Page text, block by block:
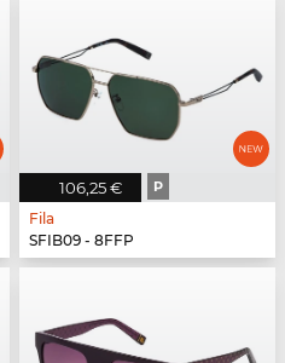
106,25 € P
Fila
SFIB09 - 8FFP